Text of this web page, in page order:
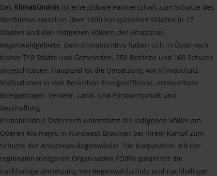
Das Klimabündnis ist eine globale Partnerschaft zum Schutze des
Weltklimas zwischen über 1600 europäischen Städten in 17
Staaten und den indigenen Völkern der Amazonas-
Regenwaldgebiete. Dem Klimabündnis haben sich in Österreich
bisher 710 Städte und Gemeinden, 350 Betriebe und 160 Schulen
angeschlossen. Hauptziel ist die Umsetzung von Klimaschutz-
Maßnahmen in den Bereichen Energieeffizienz, erneuerbare
Energieträger, Verkehr, Land- und Forstwirtschaft und
Beschaffung.
Klimabündnis Österreich unterstützt die indigenen Völker am
Oberen Rio Negro in Nordwest-Brasilien bei ihrem Kampf zum
Schutze der Amazonas-Regenwälder. Die Kooperation mit der
regionalen indigenen Organisation FOIRN garantiert die
nachhaltige Umsetzung von Regenwaldschutz und nachhaltiger